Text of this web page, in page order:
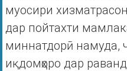
муосири
дар пойтахти
миннатдорӣ намуда,
иқдомҳоро дар